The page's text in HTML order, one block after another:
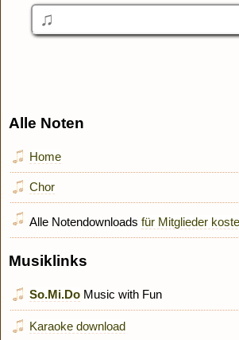
Alle Noten
Home
Chor
Alle Notendownloads für Mitglieder
Musiklinks
So.Mi.Do Music with Fun
Karaoke download